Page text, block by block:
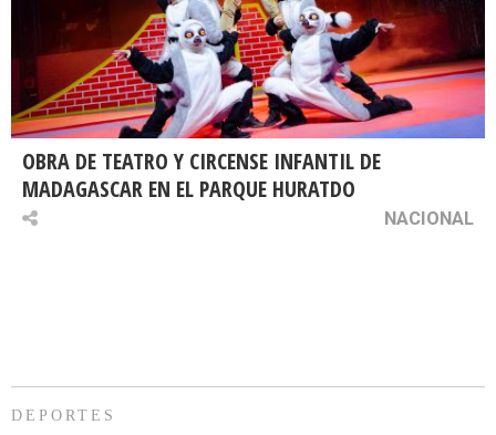
OBRA DE TEATRO Y CIRCENSE INFANTIL DE
MADAGASCAR EN EL PARQUE HURATDO
NACIONAL
DEPORTES